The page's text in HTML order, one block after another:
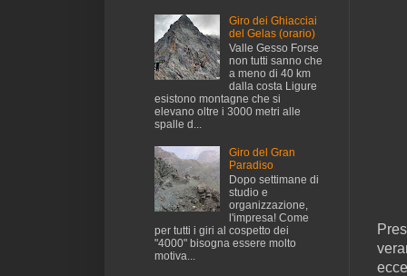
Giro dei Ghiacciai
del Gelas (orario)
Valle Gesso Forse
non tutti sanno che
a meno di 40 km
dalla costa Ligure
esistono montagne che si
elevano oltre i 3000 metri alle
spalle d...
Giro del Gran
Paradiso
Dopo settimane di
studio e
organizzazione,
l'impresa! Come
per tutti i giri al cospetto dei
"4000" bisogna essere molto
motiva...